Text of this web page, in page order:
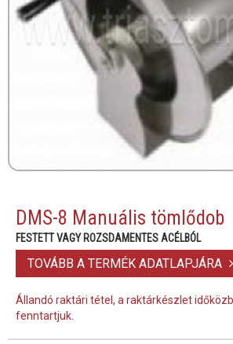
DMS-8 Manuális tömlődob
FESTETT VAGY ROZSDAMENTES ACÉLBÓL
TOVÁBB A TERMÉK ADATLAPJÁRA
Állandó raktári tétel, a raktárkészlet
fenntartjuk.